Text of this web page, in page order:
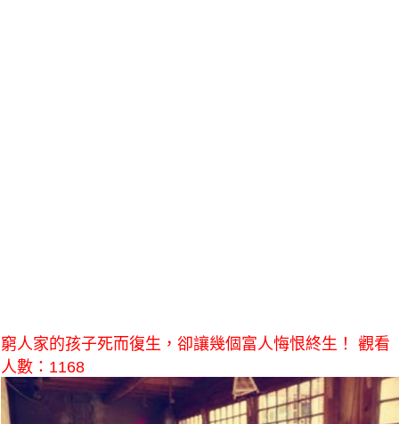
窮人家的孩子死而復生，卻讓幾個富人悔恨終生！ 觀看
人數：1168